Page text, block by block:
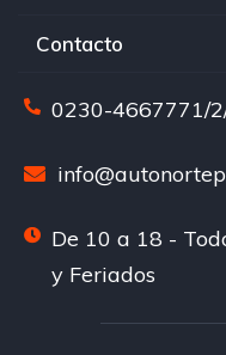
Contacto
0230-4667771/
De 10 a 18 -
y Feriados